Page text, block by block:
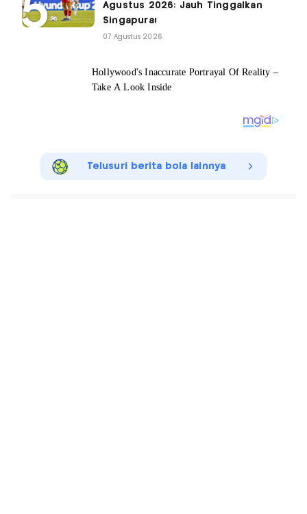
Agustus 2026: Jauh Tinggalkan
Singapura!
07 Agustus 2026
Telusuri berita bola lainnya